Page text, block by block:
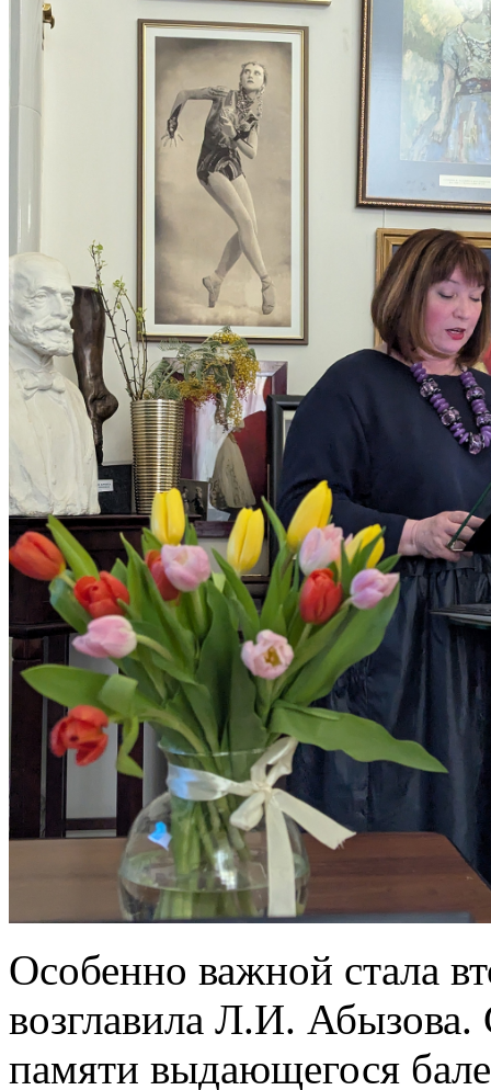
Особенно важной стала
возглавила Л.И.
памяти выдающегося